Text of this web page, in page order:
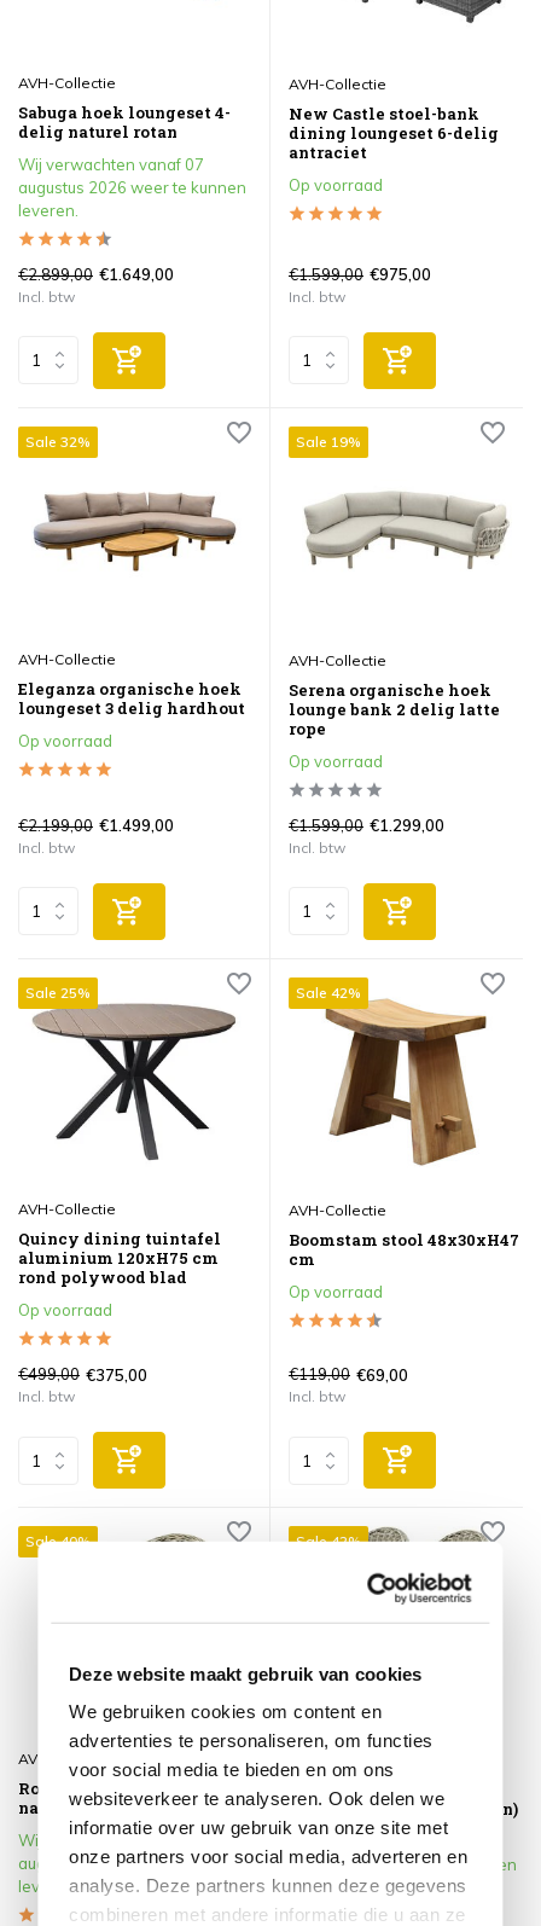
Deze website maakt gebruik van cookies
We gebruiken cookies om content en
advertenties te personaliseren, om functies
voor social media te bieden en om ons
websiteverkeer te analyseren. Ook delen we
informatie over uw gebruik van onze site met
onze partners voor social media, adverteren en
analyse. Deze partners kunnen deze gegevens
combineren met andere informatie die u aan ze
AVH-Collectie
Sabuga hoek loungeset 4-
delig naturel rotan
Wij verwachten vanaf 07
augustus 2026 weer te kunnen
leveren.
€2.899,00 €1.649,00
Incl. btw
AVH-Collectie
New Castle stoel-bank
dining loungeset 6-delig
antraciet
Op voorraad
€1.599,00 €975,00
Incl. btw
Sale 32%
AVH-Collectie
Eleganza organische hoek
loungeset 3 delig hardhout
Op voorraad
€2.199,00 €1.499,00
Incl. btw
Sale 19%
AVH-Collectie
Serena organische hoek
lounge bank 2 delig latte
rope
Op voorraad
€1.599,00 €1.299,00
Incl. btw
Sale 25%
AVH-Collectie
Quincy dining tuintafel
aluminium 120xH75 cm
rond polywood blad
Op voorraad
€499,00 €375,00
Incl. btw
Sale 42%
AVH-Collectie
Boomstam stool 48x30xH47
cm
Op voorraad
€119,00 €69,00
Incl. btw
Sale 40%
AVH-Collectie
Roma dining tuinstoel
naturel rotan - olefin black
Wij verwachten vanaf 07
augustus 2026 weer te kunnen
leveren.
Sale 42%
Roma dining tuinstoel
naturel rotan set (4 stoelen)
augustus 2026 weer te kunnen
leveren.